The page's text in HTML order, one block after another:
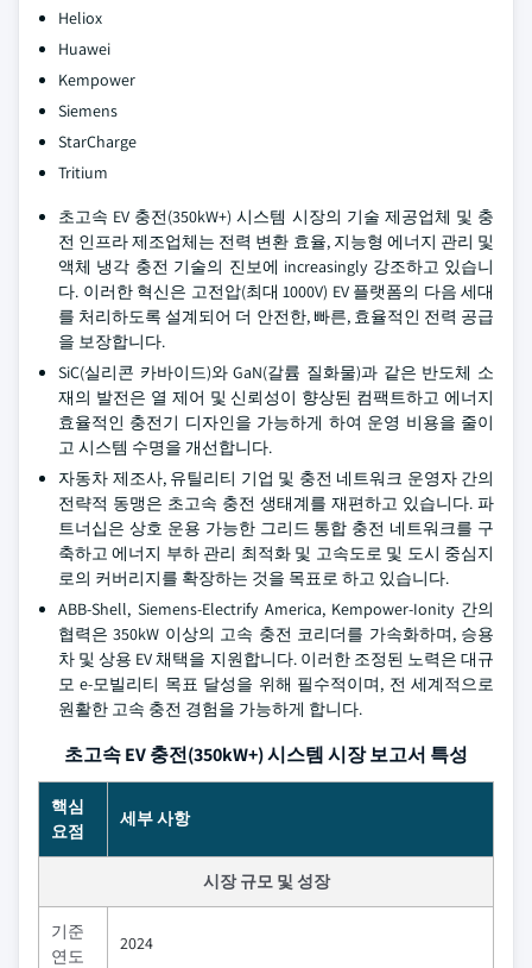
Heliox
Huawei
Kempower
Siemens
StarCharge
Tritium
초고속 EV 충전(350kW+) 시스템 시장의 기술 제공업체 및 충
전 인프라 제조업체는 전력 변환 효율, 지능형 에너지 관리 및
액체 냉각 충전 기술의 진보에 increasingly 강조하고 있습니
다. 이러한 혁신은 고전압(최대 1000V) EV 플랫폼의 다음 세대
를 처리하도록 설계되어 더 안전한, 빠른, 효율적인 전력 공급
을 보장합니다.
SiC(실리콘 카바이드)와 GaN(갈륨 질화물)과 같은 반도체 소
재의 발전은 열 제어 및 신뢰성이 향상된 컴팩트하고 에너지
효율적인 충전기 디자인을 가능하게 하여 운영 비용을 줄이
고 시스템 수명을 개선합니다.
자동차 제조사, 유틸리티 기업 및 충전 네트워크 운영자 간의
전략적 동맹은 초고속 충전 생태계를 재편하고 있습니다. 파
트너십은 상호 운용 가능한 그리드 통합 충전 네트워크를 구
축하고 에너지 부하 관리 최적화 및 고속도로 및 도시 중심지
로의 커버리지를 확장하는 것을 목표로 하고 있습니다.
ABB-Shell, Siemens-Electrify America, Kempower-Ionity 간의
협력은 350kW 이상의 고속 충전 코리더를 가속화하며, 승용
차 및 상용 EV 채택을 지원합니다. 이러한 조정된 노력은 대규
모 e-모빌리티 목표 달성을 위해 필수적이며, 전 세계적으로
원활한 고속 충전 경험을 가능하게 합니다.
초고속 EV 충전(350kW+) 시스템 시장 보고서 특성
핵심
요점
세부 사항
시장 규모 및 성장
기준
연도
2024